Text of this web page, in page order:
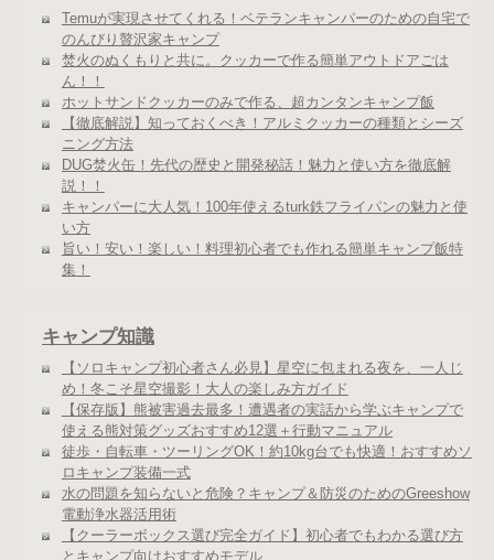
Temuが実現させてくれる！ベテランキャンパーのための自宅で
のんびり贅沢家キャンプ
焚火のぬくもりと共に。クッカーで作る簡単アウトドアごは
ん！！
ホットサンドクッカーのみで作る、超カンタンキャンプ飯
【徹底解説】知っておくべき！アルミクッカーの種類とシーズ
ニング方法
DUG焚火缶！先代の歴史と開発秘話！魅力と使い方を徹底解
説！！
キャンパーに大人気！100年使えるturk鉄フライパンの魅力と使
い方
旨い！安い！楽しい！料理初心者でも作れる簡単キャンプ飯特
集！
キャンプ知識
【ソロキャンプ初心者さん必見】星空に包まれる夜を、一人じ
め！冬こそ星空撮影！大人の楽しみ方ガイド
【保存版】熊被害過去最多！遭遇者の実話から学ぶキャンプで
使える熊対策グッズおすすめ12選＋行動マニュアル
徒歩・自転車・ツーリングOK！約10kg台でも快適！おすすめソ
ロキャンプ装備一式
水の問題を知らないと危険？キャンプ＆防災のためのGreeshow
電動浄水器活用術
【クーラーボックス選び完全ガイド】初心者でもわかる選び方
とキャンプ向けおすすめモデル